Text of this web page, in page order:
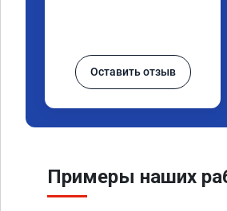
Оставить отзыв
Примеры наших